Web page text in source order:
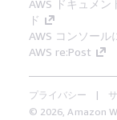
AWS ドキュメン
ド
AWS コンソール
AWS re:Post
プライバシー
© 2026, Amazon